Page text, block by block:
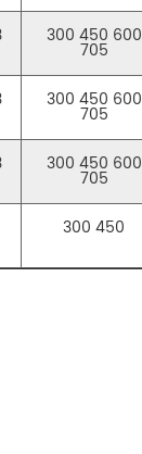
300 450 600
705
300 450 600
705
300 450 600
705
300 450